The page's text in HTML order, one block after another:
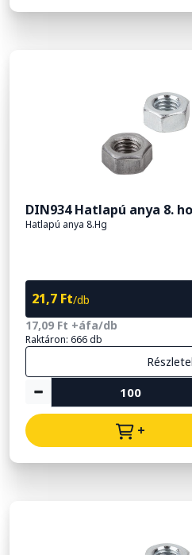
DIN934 Hatlapú anya 8.
Hatlapú anya 8.Hg
21,7 Ft/db
17,09 Ft +áfa/db
Raktáron: 666 db
+